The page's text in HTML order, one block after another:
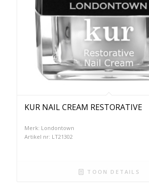
KUR NAIL CREAM RESTORATIVE
Merk: Londontown
Artikel nr: LT21302
TOON DETAILS